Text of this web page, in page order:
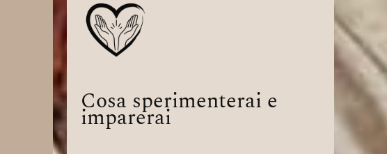
Cosa sperimenterai e
imparerai